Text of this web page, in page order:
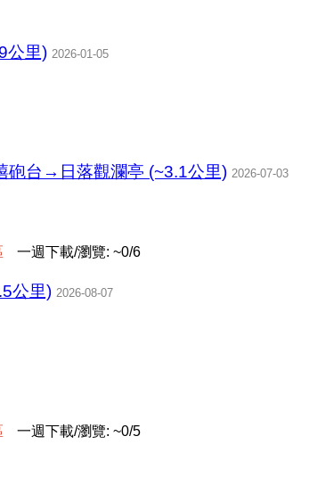
公里) 2026-01-05
台→日落觀瀾亭 (~3.1公里) 2026-07-03
一週下載/瀏覽: ~0/6
公里) 2026-08-07
一週下載/瀏覽: ~0/5